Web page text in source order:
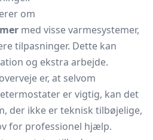
om
med visse varmesystemer,
tilpasninger. Dette kan
og ekstra arbejde.
er, at selvom
er vigtig, kan det
der ikke er teknisk tilbøjelige,
for professionel hjælp.